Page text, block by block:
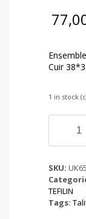
Cuir
1 in stock
Ensemble
Pochettes
Talit
Téfilin
Simili
Cuir
38*31
SKU:
TEFILIN
Tags: